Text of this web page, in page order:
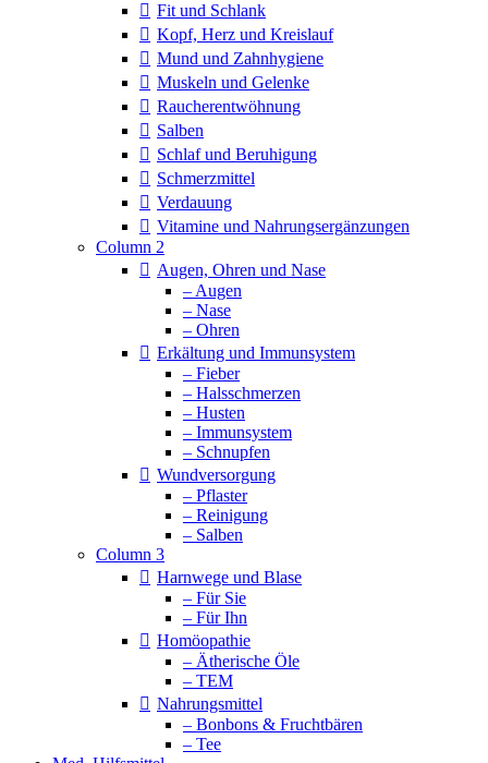
Fit und Schlank
Kopf, Herz und Kreislauf
Mund und Zahnhygiene
Muskeln und Gelenke
Raucherentwöhnung
Salben
Schlaf und Beruhigung
Schmerzmittel
Verdauung
Vitamine und Nahrungsergänzungen
Column 2
Augen, Ohren und Nase
– Augen
– Nase
– Ohren
Erkältung und Immunsystem
– Fieber
– Halsschmerzen
– Husten
– Immunsystem
– Schnupfen
Wundversorgung
– Pflaster
– Reinigung
– Salben
Column 3
Harnwege und Blase
– Für Sie
– Für Ihn
Homöopathie
– Ätherische Öle
– TEM
Nahrungsmittel
– Bonbons & Fruchtbären
– Tee